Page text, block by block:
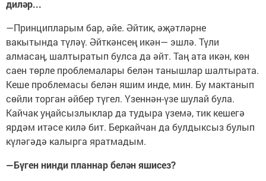
диләр...
—Принципларым бар, әйе. Әйтик, әҗәтләрне
вакытында түләү. Әйткәнсең икән— эшлә. Түли
алмасаң, шалтыратып булса да әйт. Таң ата икән, көн
саен төрле проблемалары белән танышлар шалтырата.
Кеше проблемасы белән яшим инде, мин. Бу мактанып
сөйли торган әйбер түгел. Үзеннән-үзе шулай була.
Кайчак уңайсызлыклар да тудыра үземә, тик кешегә
ярдәм итәсе килә бит. Беркайчан да булдыксыз булып
күләгәдә калырга яратмадым.
—Бүген нинди планнар белән яшисез?